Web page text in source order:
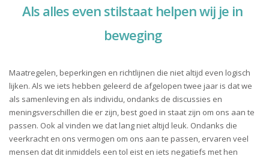
Als alles even stilstaat helpen wij je in
beweging
Maatregelen, beperkingen en richtlijnen die niet altijd even logisch
lijken. Als we iets hebben geleerd de afgelopen twee jaar is dat we
als samenleving en als individu, ondanks de discussies en
meningsverschillen die er zijn, best goed in staat zijn om ons aan te
passen. Ook al vinden we dat lang niet altijd leuk. Ondanks die
veerkracht en ons vermogen om ons aan te passen, ervaren veel
mensen dat dit inmiddels een tol eist en iets negatiefs met hen